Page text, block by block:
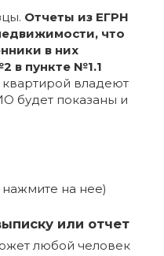
Отчеты из ЕГРН
что
в них
в пункте №1.1
квартирой владеют
будет показаны и
нажмите на нее)
или отчет
любой человек